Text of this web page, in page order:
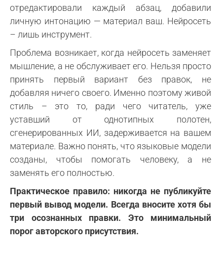
отредактировали каждый абзац, добавили
личную интонацию — материал ваш. Нейросеть
– лишь инструмент.
Проблема возникает, когда нейросеть заменяет
мышление, а не обслуживает его. Нельзя просто
принять первый вариант без правок, не
добавляя ничего своего. Именно поэтому живой
стиль – это то, ради чего читатель, уже
уставший от однотипных полотен,
сгенерированных ИИ, задерживается на вашем
материале. Важно понять, что языковые модели
созданы, чтобы помогать человеку, а не
заменять его полностью.
Практическое правило: никогда не публикуйте
первый вывод модели. Всегда вносите хотя бы
три осознанных правки. Это минимальный
порог авторского присутствия.